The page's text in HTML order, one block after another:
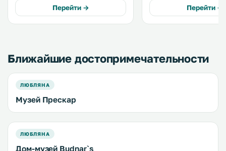
throughout the property. There is a
seating area and a kitchen. .
Перейти →
парнокресельного
распоряжении гостей
для хранения лыж. .
Перейти →
Ближайшие достопримечательности
ЛЮБЛЯНА
Музей Прескар
ЛЮБЛЯНА
Дом-музей Budnar`s